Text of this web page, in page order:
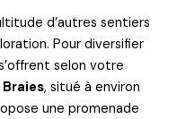
d’autres sentiers
Pour diversifier
selon votre
Braies, situé à environ
une promenade